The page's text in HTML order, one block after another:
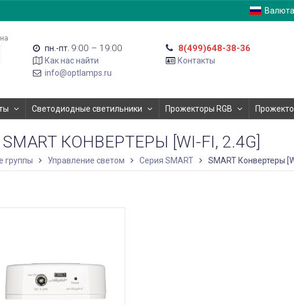
Валюта
пн.-пт. 9:00 – 19:00
Как нас найти
info@optlamps.ru
8(499)648-38-36
Контакты
Светодиодные светильники Прожекторы RGB
SMART КОНВЕРТЕРЫ [WI-FI, 2.4G]
группы Управление светом Серия SMART SMART Конвертеры